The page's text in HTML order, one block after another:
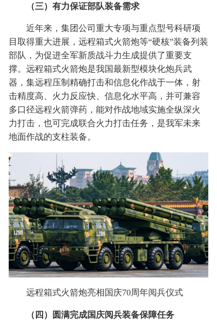
（三）有力保证部队装备需求
近年来，集团公司重大专项与重点型号科研项
目取得重大进展，远程箱式火箭炮等“硬核”装备列装
部队，为促进全军新质战斗力生成提供了重要支
撑。远程箱式火箭炮是我国最新型模块化炮兵武
器，集远程压制精确打击和信息化作战于一体，射
击精度高、火力反应快、信息化水平高，并可兼容
多口径远程火箭弹药，能对作战地域实施全纵深火
力打击，也可完成联合火力打击任务，是我军未来
地面作战的支柱装备。
远程箱式火箭炮亮相国庆70周年阅兵仪式
（四）圆满完成国庆阅兵装备保障任务